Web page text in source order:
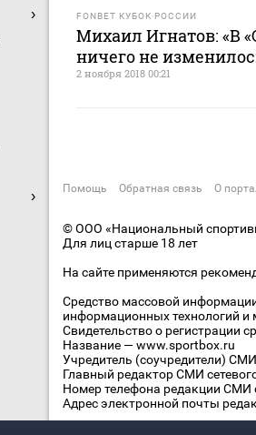
FONBET КУБОК РОССИИ
Михаил Игнатов: «В
ничего не
2 ноября 2018 00:21
Помощь Обратная связь О
© ООО «Национальный
Для лиц старше 18 лет
На сайте применяются
Средство массовой
информационных технологий
Свидетельство о регистрации
Название — www.sportbox.ru
Учредитель (соучредители)
Главный редактор СМИ
Номер телефона редакции СМИ
Адрес электронной почты